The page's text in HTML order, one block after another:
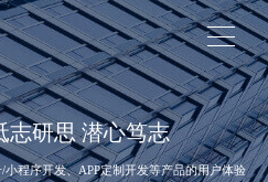
志研思 潜心笃志
程序开发、APP定制开发等产品的用户体验